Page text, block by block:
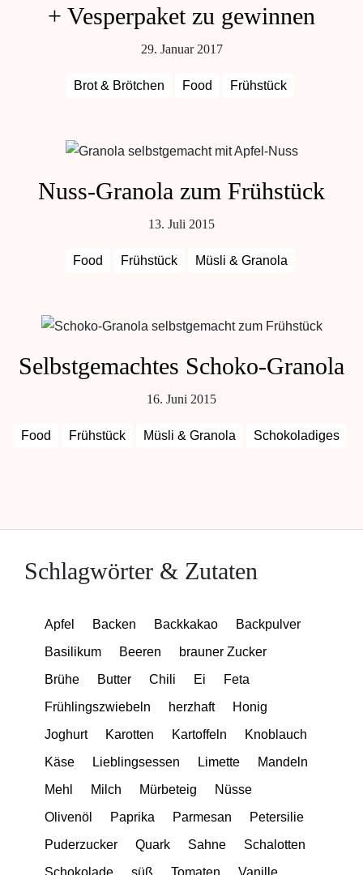
+ Vesperpaket zu gewinnen
29. Januar 2017
Brot & Brötchen Food Frühstück
Nuss-Granola zum Frühstück
13. Juli 2015
Food Frühstück Müsli & Granola
Selbstgemachtes Schoko-Granola
16. Juni 2015
Food Frühstück Müsli & Granola Schokoladiges
Schlagwörter & Zutaten
Apfel Backen Backkakao
Backpulver
Basilikum
Beeren
brauner Zucker
Brühe
Butter Chili Ei
Feta
Frühlingszwiebeln
herzhaft
Honig
Joghurt
Karotten Kartoffeln
Knoblauch
Käse
Lieblingsessen Limette
Mandeln
Mehl
Milch Mürbeteig
Nüsse
Olivenöl
Paprika Parmesan
Petersilie
Puderzucker
Quark Sahne
Schalotten
Schokolade
süß Tomaten Vanille